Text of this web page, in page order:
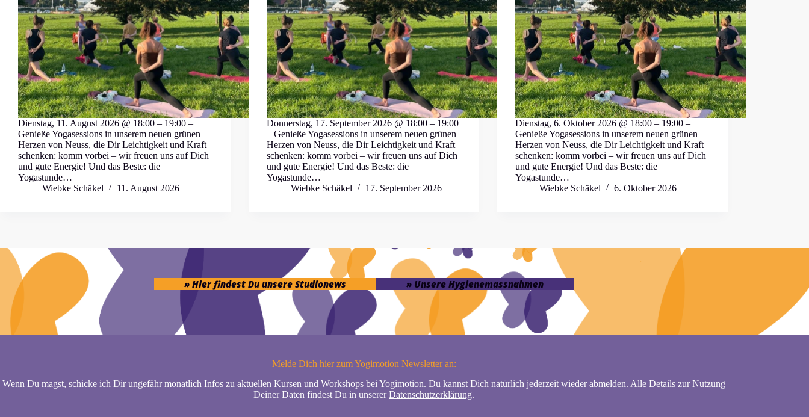
Dienstag, 11. August 2026 @ 18:00 – 19:00 –
Genieße Yogasessions in unserem neuen grünen
Herzen von Neuss, die Dir Leichtigkeit und Kraft
schenken: komm vorbei – wir freuen uns auf Dich
und gute Energie! Und das Beste: die
Yogastunde…
Wiebke Schäkel
11. August 2026
Donnerstag, 17. September 2026 @ 18:00 – 19:00
– Genieße Yogasessions in unserem neuen grünen
Herzen von Neuss, die Dir Leichtigkeit und Kraft
schenken: komm vorbei – wir freuen uns auf Dich
und gute Energie! Und das Beste: die
Yogastunde…
Wiebke Schäkel
17. September 2026
Dienstag, 6. Oktober 2026 @ 18:00 – 19:00 –
Genieße Yogasessions in unserem neuen grünen
Herzen von Neuss, die Dir Leichtigkeit und Kraft
schenken: komm vorbei – wir freuen uns auf Dich
und gute Energie! Und das Beste: die
Yogastunde…
Wiebke Schäkel
6. Oktober 2026
» Hier findest Du unsere Studionews » Unsere Hygienemassnahmen
Melde Dich hier zum Yogimotion Newsletter an:
Wenn Du magst, schicke ich Dir ungefähr monatlich Infos zu aktuellen Kursen und Workshops bei Yogimotion. Du kannst Dich natürlich jederzeit wieder abmelden. Alle Details zur Nutzung
Deiner Daten findest Du in unsererDatenschutzerklärung.